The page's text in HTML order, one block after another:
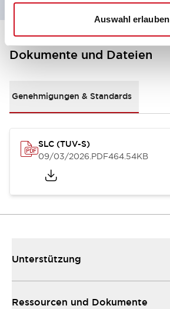
Auswahl erlauben
Dokumente und Dateien
Genehmigungen & Standards
SLC (TUV-S)
09/03/2026.PDF464.54KB
Unterstützung
Ressourcen und Dokumente